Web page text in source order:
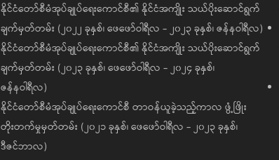
နိုင်ငံတော်စီမံအုပ်ချုပ်ရေးကောင်စီ၏ နိုင်ငံအကျိုး သယ်ပိုးဆောင်ရွက်
ချက်မှတ်တမ်း (၂၀၂၂ ခုနှစ်၊ ဖေဖော်ဝါရီလ - ၂၀၂၃ ခုနှစ်၊ ဇန်နဝါရီလ)
နိုင်ငံတော်စီမံအုပ်ချုပ်ရေးကောင်စီ၏ နိုင်ငံအကျိုး သယ်ပိုးဆောင်ရွက်
ချက်မှတ်တမ်း (၂၀၂၃ ခုနှစ်၊ ဖေဖော်ဝါရီလ - ၂၀၂၄ ခုနှစ်၊
ဇန်နဝါရီလ)
နိုင်ငံတော်စီမံအုပ်ချုပ်ရေးကောင်စီ တာဝန်ယူခဲ့သည့်ကာလ ဖွံ့ဖြိုး
တိုးတက်မှုမှတ်တမ်း (၂၀၂၁ ခုနှစ်၊ ဖေဖော်ဝါရီလ - ၂၀၂၃ ခုနှစ်၊
ဒီဇင်ဘာလ)